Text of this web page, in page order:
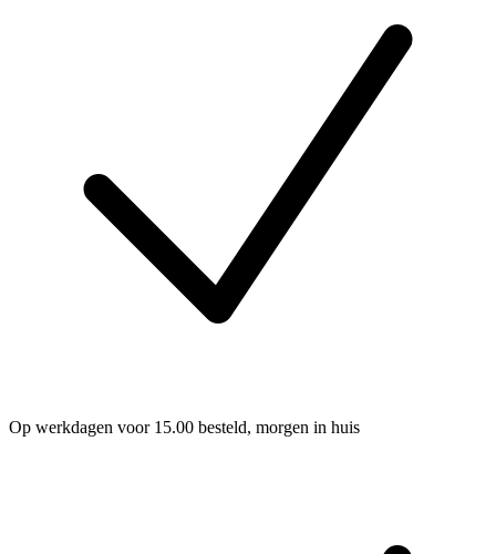
Op werkdagen voor 15.00 besteld, morgen in huis